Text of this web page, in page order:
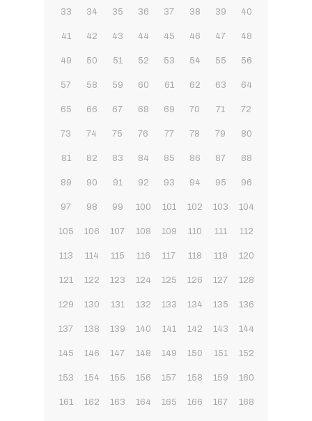
33 34 35 36 37 38 39 40
41 42 43 44 45 46 47 48
49 50 51 52 53 54 55 56
57 58 59 60 61 62 63 64
65 66 67 68 69 70 71 72
73 74 75 76 77 78 79 80
81 82 83 84 85 86 87 88
89 90 91 92 93 94 95 96
97 98 99 100 101 102 103 104
105 106 107 108 109 110 111 112
113 114 115 116 117 118 119 120
121 122 123 124 125 126 127 128
129 130 131 132 133 134 135 136
137 138 139 140 141 142 143 144
145 146 147 148 149 150 151 152
153 154 155 156 157 158 159 160
161 162 163 164 165 166 167 168